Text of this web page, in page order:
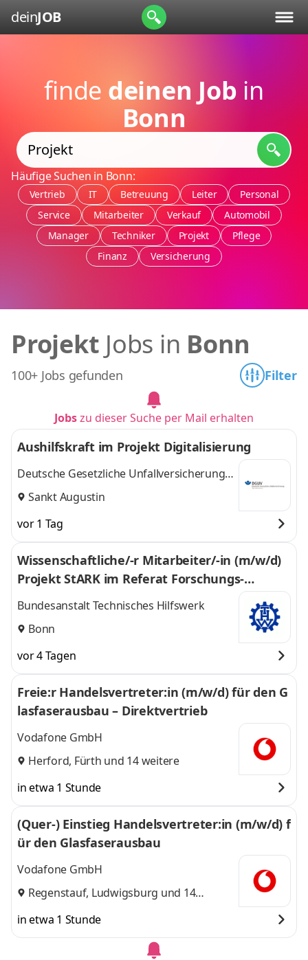
deinJOB
finde deinen Job in
Bonn
Häufige Suchen in Bonn:
Vertrieb IT Betreuung Leiter
Personal
Service
Mitarbeiter Verkauf
Automobil
Manager
Techniker Projekt
Pflege
Finanz
Versicherung
Projekt Jobs in Bonn
100+ Jobs gefunden Filter
Jobszu dieser Suche per Mail erhalten
Aushilfskraft im Projekt Digitalisierung
Deutsche Gesetzliche Unfallversicherung
e.V. (DGUV)
Sankt Augustin
vor 1 Tag
Wissenschaftliche/-r Mitarbeiter/-in (m/w/d)
Projekt StARK im Referat Forschungs­
projekte
Bundesanstalt Technisches Hilfswerk
Bonn
vor 4 Tagen
Freie:r Handelsvertreter:in (m/w/d) für den G
lasfaserausbau – Direktvertrieb
Vodafone GmbH
Herford, Fürth und 14 weitere
in etwa 1 Stunde
(Quer-) Einstieg Handelsvertreter:in (m/w/d) f
ür den Glasfaserausbau
Vodafone GmbH
Regenstauf, Ludwigsburg und 14
in etwa 1 Stunde